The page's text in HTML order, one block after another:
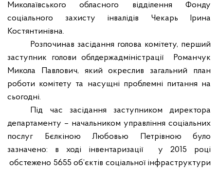
Миколаївського обласного відділення Фонду
соціального захисту інвалідів Чекарь Ірина
Костянтинівна.
Розпочинав засідання голова комітету, перший
заступник голови облдержадміністрації
Романчук
Микола Павлович, який окреслив загальний план
роботи комітету та насущні проблемні питання на
сьогодні.
Під час засідання заступником директора
департаменту – начальником управління соціальних
послуг Бєлкіною Любовью Петрівною було
зазначено: в ході інвентаризації
у 2015 році
обстежено 5655 об’єктів соціальної інфраструктури